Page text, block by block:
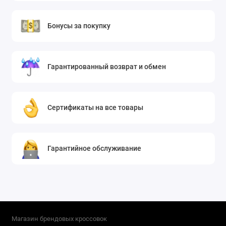
Бонусы за покупку
Гарантированный возврат и обмен
Сертификаты на все товары
Гарантийное обслуживание
Магазин брендовых кроссовок